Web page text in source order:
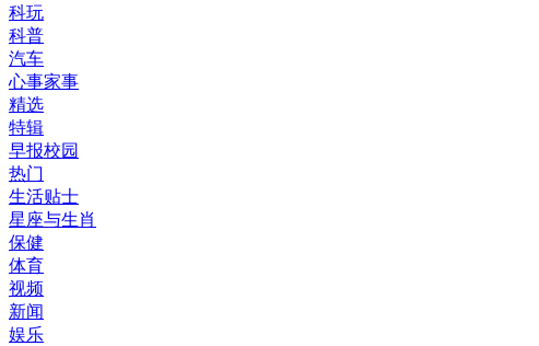
科玩
科普
汽车
心事家事
精选
特辑
早报校园
热门
生活贴士
星座与生肖
保健
体育
视频
新闻
娱乐